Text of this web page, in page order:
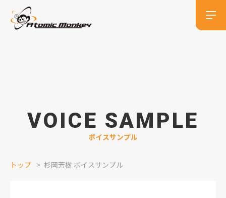
VOICE SAMPLE
ボイスサンプル
トップ 杉岡芳樹 ボイスサンプル